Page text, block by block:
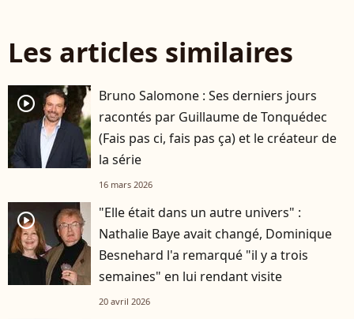
Les articles similaires
player2
Bruno Salomone : Ses derniers jours
racontés par Guillaume de Tonquédec
(Fais pas ci, fais pas ça) et le créateur de
la série
16 mars 2026
player2
"Elle était dans un autre univers" :
Nathalie Baye avait changé, Dominique
Besnehard l'a remarqué "il y a trois
semaines" en lui rendant visite
20 avril 2026